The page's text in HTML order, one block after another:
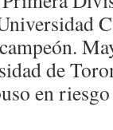
de
en